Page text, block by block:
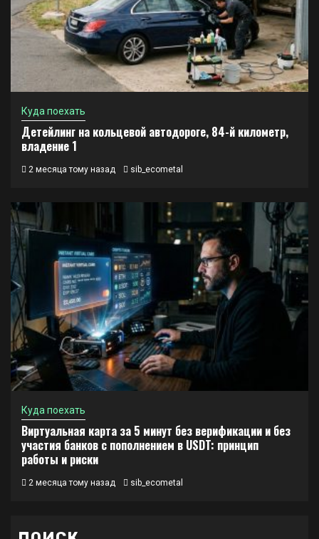
Куда поехать
Детейлинг на кольцевой автодороге, 84-й километр,
владение 1
2 месяца тому назад sib_ecometal
Куда поехать
Виртуальная карта за 5 минут без верификации и без
участия банков с пополнением в USDT: принцип
работы и риски
2 месяца тому назад sib_ecometal